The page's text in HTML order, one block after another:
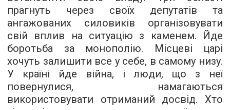
прагнуть через своїх депутатів та
ангажованих силовиків організовувати
свій вплив на ситуацію з каменем. Йде
боротьба за монополію. Місцеві царі
хочуть залишити все у себе, в самому низу.
У країні йде війна, і люди, що з неї
повернулися, намагаються
використовувати отриманий досвід. Хто